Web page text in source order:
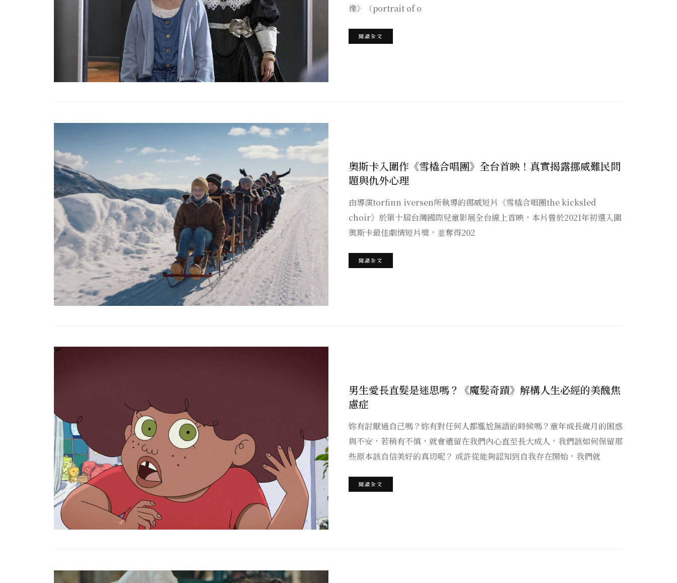
像》（portrait of o
閱讀全文
奧斯卡入圍作《雪橇合唱團》全台首映！真實揭露挪威難民問
題與仇外心理
由導演torfinn iversen所執導的挪威短片《雪橇合唱團the kicksled
choir》於第十屆台灣國際兒童影展全台線上首映，本片曾於2021年初選入圍
奧斯卡最佳劇情短片獎，並奪得202
閱讀全文
男生愛長直髮是迷思嗎？《魔髮奇蹟》解構人生必經的美醜焦
慮症
妳有討厭過自己嗎？妳有對任何人都尷尬無語的時候嗎？童年成長歲月的困惑
與不安，若稍有不慎，就會遺留在我們內心直至長大成人，我們該如何保留那
些原本該自信美好的真切呢？ 或許從能夠認知到自我存在開始，我們就
閱讀全文